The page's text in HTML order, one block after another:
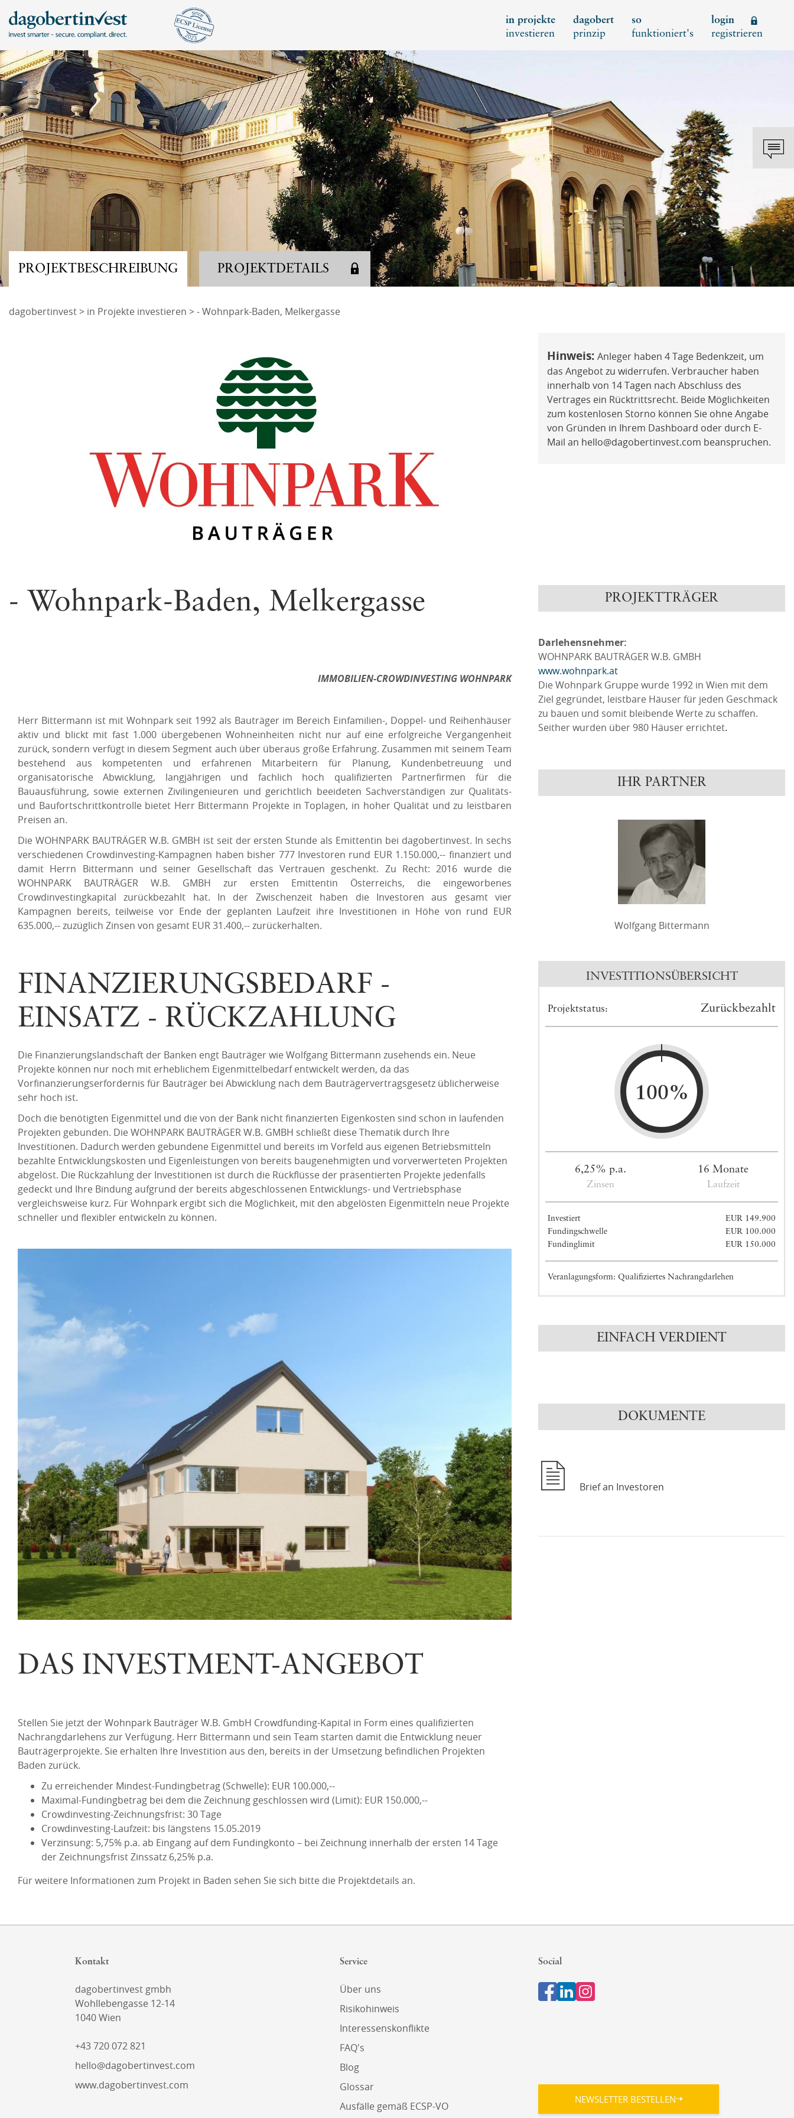
in projekte
investieren
dagobert
prinzip
so
funktioniert's
login
registrieren
KONTAKT
DAGOBERTINVEST
Tel.: +43 720 072 821
hello@dagobertinvest.com
dagobertinvest gmbh
Vermögensberatung
ANMELDEN
Mit bestehendem Konto anmelden
Passwort vergessen und ändern
REGISTRIEREN
Neues Kundenkonto anlegen
NEUEN ACCOUNT
ANLEGEN
oder
PROJEKTBESCHREIBUNG PROJEKTDETAILS
dagobertinvest> in Projekte investieren > - Wohnpark-Baden, Melkergasse
Hinweis: Anleger haben 4 Tage Bedenkzeit, um
das Angebot zu widerrufen. Verbraucher haben
innerhalb von 14 Tagen nach Abschluss des
Vertrages ein Rücktrittsrecht. Beide Möglichkeiten
zum kostenlosen Storno können Sie ohne Angabe
von Gründen in Ihrem Dashboard oder durch E-
Mail an hello@dagobertinvest.com beanspruchen.
- Wohnpark-Baden, Melkergasse
IMMOBILIEN-CROWDINVESTING WOHNPARK
Herr Bittermann ist mit Wohnpark seit 1992 als Bauträger im Bereich Einfamilien-, Doppel- und Reihenhäuser
aktiv und blickt mit fast 1.000 übergebenen Wohneinheiten nicht nur auf eine erfolgreiche Vergangenheit
zurück, sondern verfügt in diesem Segment auch über überaus große Erfahrung. Zusammen mit seinem Team
bestehend aus kompetenten und erfahrenen Mitarbeitern für Planung, Kundenbetreuung und
organisatorische Abwicklung, langjährigen und fachlich hoch qualifizierten Partnerfirmen für die
Bauausführung, sowie externen Zivilingenieuren und gerichtlich beeideten Sachverständigen zur Qualitäts-
und Baufortschrittkontrolle bietet Herr Bittermann Projekte in Toplagen, in hoher Qualität und zu leistbaren
Preisen an.
Die WOHNPARK BAUTRÄGER W.B. GMBH ist seit der ersten Stunde als Emittentin bei dagobertinvest. In sechs
verschiedenen Crowdinvesting-Kampagnen haben bisher 777 Investoren rund EUR 1.150.000,-- finanziert und
damit Herrn Bittermann und seiner Gesellschaft das Vertrauen geschenkt. Zu Recht: 2016 wurde die
WOHNPARK BAUTRÄGER W.B. GMBH zur ersten Emittentin Österreichs, die eingeworbenes
Crowdinvestingkapital zurückbezahlt hat. In der Zwischenzeit haben die Investoren aus gesamt vier
Kampagnen bereits, teilweise vor Ende der geplanten Laufzeit ihre Investitionen in Höhe von rund EUR
635.000,-- zuzüglich Zinsen von gesamt EUR 31.400,-- zurückerhalten.
FINANZIERUNGSBEDARF -
EINSATZ - RÜCKZAHLUNG
Die Finanzierungslandschaft der Banken engt Bauträger wie Wolfgang Bittermann zusehends ein. Neue
Projekte können nur noch mit erheblichem Eigenmittelbedarf entwickelt werden, da das
Vorfinanzierungserfordernis für Bauträger bei Abwicklung nach dem Bauträgervertragsgesetz üblicherweise
sehr hoch ist.
Doch die benötigten Eigenmittel und die von der Bank nicht finanzierten Eigenkosten sind schon in laufenden
Projekten gebunden. Die WOHNPARK BAUTRÄGER W.B. GMBH schließt diese Thematik durch Ihre
Investitionen. Dadurch werden gebundene Eigenmittel und bereits im Vorfeld aus eigenen Betriebsmitteln
bezahlte Entwicklungskosten und Eigenleistungen von bereits baugenehmigten und vorverwerteten Projekten
abgelöst. Die Rückzahlung der Investitionen ist durch die Rückflüsse der präsentierten Projekte jedenfalls
gedeckt und Ihre Bindung aufgrund der bereits abgeschlossenen Entwicklungs- und Vertriebsphase
vergleichsweise kurz. Für Wohnpark ergibt sich die Möglichkeit, mit den abgelösten Eigenmitteln neue Projekte
schneller und flexibler entwickeln zu können.
DAS INVESTMENT-ANGEBOT
Stellen Sie jetzt der Wohnpark Bauträger W.B. GmbH Crowdfunding-Kapital in Form eines qualifizierten
Nachrangdarlehens zur Verfügung. Herr Bittermann und sein Team starten damit die Entwicklung neuer
Bauträgerprojekte. Sie erhalten Ihre Investition aus den, bereits in der Umsetzung befindlichen Projekten
Baden zurück.
Zu erreichender Mindest-Fundingbetrag (Schwelle): EUR 100.000,--
Maximal-Fundingbetrag bei dem die Zeichnung geschlossen wird (Limit): EUR 150.000,--
Crowdinvesting-Zeichnungsfrist: 30 Tage
Crowdinvesting-Laufzeit: bis längstens 15.05.2019
Verzinsung: 5,75% p.a. ab Eingang auf dem Fundingkonto – bei Zeichnung innerhalb der ersten 14 Tage
der Zeichnungsfrist Zinssatz 6,25% p.a.
Für weitere Informationen zum Projekt in Baden sehen Sie sich bitte die Projektdetails an.
PROJEKTTRÄGER
Darlehensnehmer:
WOHNPARK BAUTRÄGER W.B. GMBH
www.wohnpark.at
Die Wohnpark Gruppe wurde 1992 in Wien mit dem
Ziel gegründet, leistbare Häuser für jeden Geschmack
zu bauen und somit bleibende Werte zu schaffen.
Seither wurden über 980 Häuser errichtet.
IHR PARTNER
Wolfgang Bittermann
INVESTITIONSÜBERSICHT
Projektstatus: Zurückbezahlt
100%
6,25% p.a.
Zinsen
16 Monate
Laufzeit
Investiert
EUR 149.900
Fundingschwelle
EUR 100.000
Fundinglimit
EUR 150.000
Veranlagungsform: Qualifiziertes Nachrangdarlehen
EINFACH VERDIENT
DOKUMENTE
Brief an Investoren
Kontakt
dagobertinvest gmbh
Wohllebengasse 12-14
1040 Wien
+43 720 072 821
hello@dagobertinvest.com
www.dagobertinvest.com
Service
Über uns
Risikohinweis
Interessenskonflikte
FAQ's
Blog
Glossar
Ausfälle gemäß ECSP-VO
Social
NEWSLETTER BESTELLEN